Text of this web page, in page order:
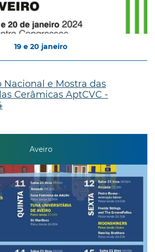
19 e 20 janeiro
Nacional e Mostra das
Cerâmicas AptCVC -
Aveiro